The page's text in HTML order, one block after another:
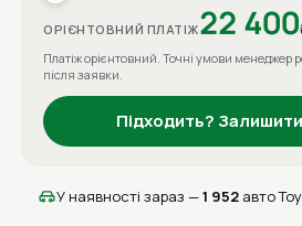
ОРІЄНТОВНИЙ ПЛАТІЖ22 400
Платіж орієнтовний. Точні умови менеджер
після заявки.
Підходить?
У наявності зараз —1 952 авто